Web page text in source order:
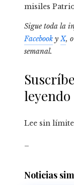
misiles
Sigue toda la
Facebook yX,
semanal.
leyendo
Lee sin
Noticias